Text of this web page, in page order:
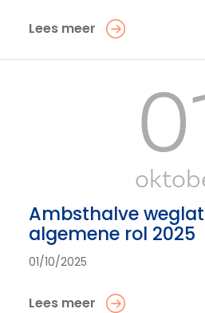
Lees meer
Ambsthalve
algemene rol 2025
01/10/2025
Lees meer